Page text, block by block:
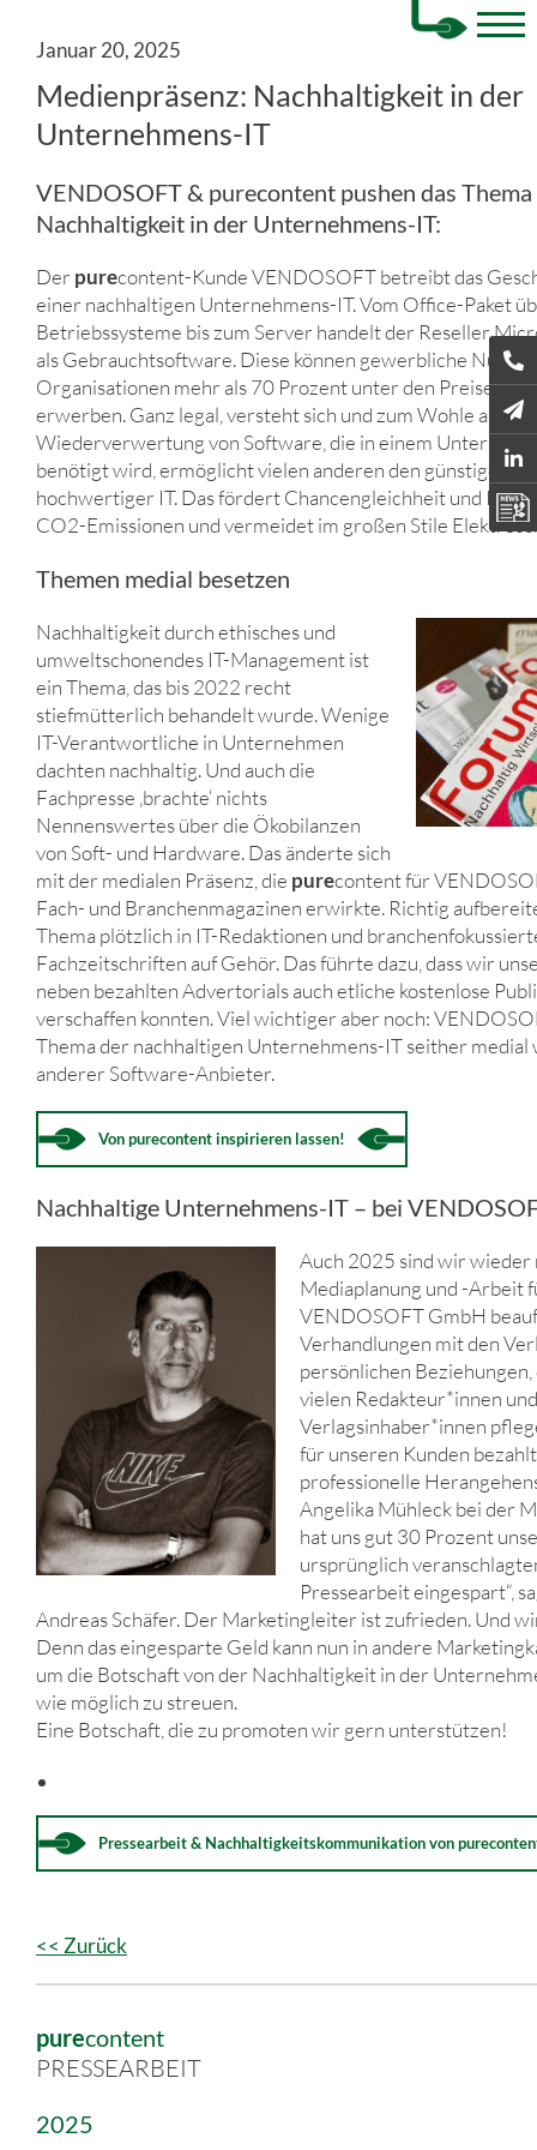
purecontent
PRESSEARBEIT
2025
Januar 20, 2025
Medienpräsenz: Nachhaltigkeit in der
Unternehmens-IT
VENDOSOFT & purecontent pushen das Thema
Nachhaltigkeit in der Unternehmens-IT:
Derpurecontent-Kunde VENDOSOFT betreibt das
einer nachhaltigen Unternehmens-IT. Vom Office-Paket
Betriebssysteme bis zum Server handelt der Reseller
als Gebrauchtsoftware. Diese können gewerbliche
Organisationen mehr als 70 Prozent unter den Preisen
erwerben. Ganz legal, versteht sich und zum Wohle aller.
Wiederverwertung von Software, die in einem
benötigt wird, ermöglicht vielen anderen den günstigen
hochwertiger IT. Das fördert Chancengleichheit und
CO2-Emissionen und vermeidet im großen Stile
Themen medial besetzen
Nachhaltigkeit durch ethisches und
umweltschonendes IT-Management ist
ein Thema, das bis 2022 recht
stiefmütterlich behandelt wurde. Wenige
IT-Verantwortliche in Unternehmen
dachten nachhaltig. Und auch die
Fachpresse ‚brachte‘ nichts
Nennenswertes über die Ökobilanzen
von Soft- und Hardware. Das änderte sich
mit der medialen Präsenz, die purecontent für
Fach- und Branchenmagazinen erwirkte. Richtig
Thema plötzlich in IT-Redaktionen und
Fachzeitschriften auf Gehör. Das führte dazu, dass wir
neben bezahlten Advertorials auch etliche kostenlose
verschaffen konnten. Viel wichtiger aber noch:
Thema der nachhaltigen Unternehmens-IT seither medial
anderer Software-Anbieter.
Von purecontent inspirieren lassen!
Nachhaltige Unternehmens-IT – bei
Auch 2025 sind wir wieder
Mediaplanung und -Arbeit
VENDOSOFT GmbH
Verhandlungen mit den
persönlichen
vielen Redakteur*innen und
Verlagsinhaber*innen
für unseren Kunden
professionelle
Angelika Mühleck bei der
hat uns gut 30 Prozent
ursprünglich
Pressearbeit eingespart“,
Andreas Schäfer. Der Marketingleiter ist zufrieden. Und
Denn das eingesparte Geld kann nun in andere
um die Botschaft von der Nachhaltigkeit in der
wie möglich zu streuen.
Eine Botschaft, die zu promoten wir gern unterstützen!
Pressearbeit & Nachhaltigkeitskommunikation vonpure
<< Zurück